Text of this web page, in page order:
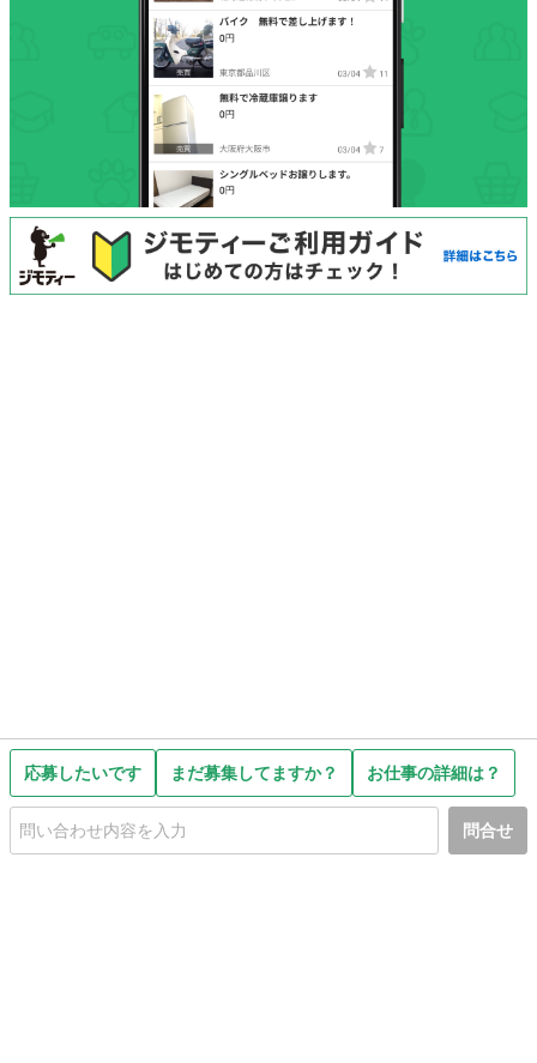
応募したいです まだ募集してますか？ お仕事の詳細は？
問合せ